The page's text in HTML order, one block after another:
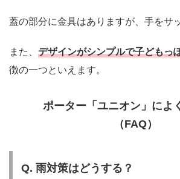
蓋の部分に金具はありますが、手をサ
また、 デザインがシンプルで子どもっ
徴の一つといえます。
ポーター「ユニオン」によ
（FAQ）
Q. 雨対策はどうする？